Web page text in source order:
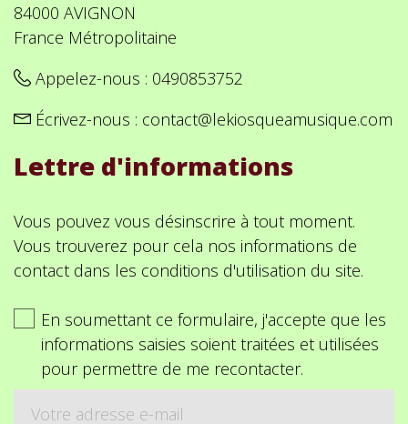
84000 AVIGNON
France Métropolitaine
Appelez-nous : 0490853752
Écrivez-nous : contact@lekiosqueamusique.com
Lettre d'informations
Vous pouvez vous désinscrire à tout moment.
Vous trouverez pour cela nos informations de
contact dans les conditions d'utilisation du site.
En soumettant ce formulaire, j'accepte que les
informations saisies soient traitées et utilisées
pour permettre de me recontacter.